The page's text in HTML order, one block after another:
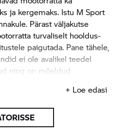
ja kergemaks. Istu M Sport
Pärast väljakutse
turvaliselt hooldus-
paigutada. Pane tähele,
ei ole avalikel teedel
ning on mõeldud
+ Loe edasi